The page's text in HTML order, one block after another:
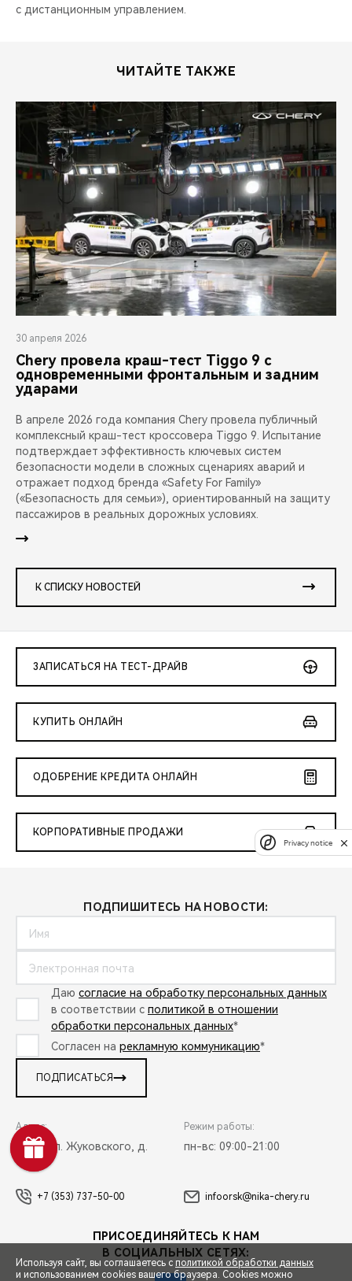
с дистанционным управлением.
ЧИТАЙТЕ ТАКЖЕ
30 апреля 2026
Chery провела краш-тест Tiggo 9 с
одновременными фронтальным и задним
ударами
В апреле 2026 года компания Chery провела публичный
комплексный краш-тест кроссовера Tiggo 9. Испытание
подтверждает эффективность ключевых систем
безопасности модели в сложных сценариях аварий и
отражает подход бренда «Safety For Family»
(«Безопасность для семьи»), ориентированный на защиту
пассажиров в реальных дорожных условиях.
К СПИСКУ НОВОСТЕЙ
ЗАПИСАТЬСЯ НА ТЕСТ-ДРАЙВ
КУПИТЬ ОНЛАЙН
ОДОБРЕНИЕ КРЕДИТА ОНЛАЙН
КОРПОРАТИВНЫЕ ПРОДАЖИ
ПОДПИШИТЕСЬ НА НОВОСТИ:
Даю согласие на обработку персональных данных
в соответствии с политикой в отношении
обработки персональных данных*
Согласен на рекламную коммуникацию*
ПОДПИСАТЬСЯ
Адрес:
Орск, ул. Жуковского, д.
17А
Режим работы:
пн-вс: 09:00-21:00
+7 (353) 737-50-00 infoorsk@nika-chery.ru
ПРИСОЕДИНЯЙТЕСЬ К НАМ
В СОЦИАЛЬНЫХ СЕТЯХ:
Используя сайт, вы соглашаетесь с политикой обработки данных
и использованием cookies вашего браузера. Cookies можно
Privacy notice